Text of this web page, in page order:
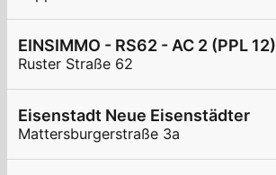
EINSIMMO - RS62 - AC 2 (PPL 12)
Ruster Straße 62
Eisenstadt Neue Eisenstädter
Mattersburgerstraße 3a